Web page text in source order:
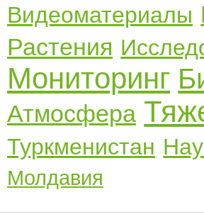
Видеоматериалы
Растения
Мониторинг
Атмосфера
Туркменистан
Молдавия